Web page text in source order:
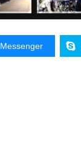
Messenger